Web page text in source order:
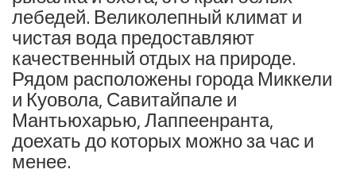
лебедей. Великолепный климат и
чистая вода предоставляют
качественный отдых на природе.
Рядом расположены города Миккели
и Куовола, Савитайпале и
Мантьюхарью, Лаппеенранта,
доехать до которых можно за час и
менее.